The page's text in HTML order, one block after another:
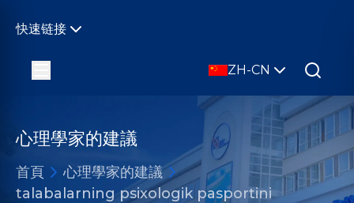
快速链接
ZH-CN
心理學家的建議
首頁
心理學家的建議
talabalarning psixologik pasportini